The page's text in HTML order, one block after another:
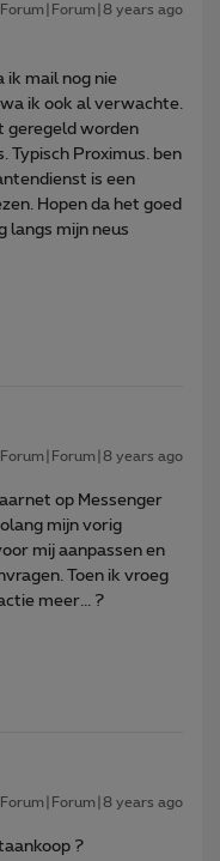
Forum|Forum|8 years ago
ik mail nog nie
ik ook al verwachte.
geregeld worden
Typisch Proximus. ben
is een
Hopen da het goed
langs mijn neus
Forum|Forum|8 years ago
op Messenger
mijn vorig
mij aanpassen en
Toen ik vroeg
meer... ?
Forum|Forum|8 years ago
?